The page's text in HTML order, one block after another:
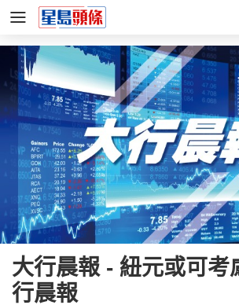
大行晨報 - 紐元或可考
行晨報